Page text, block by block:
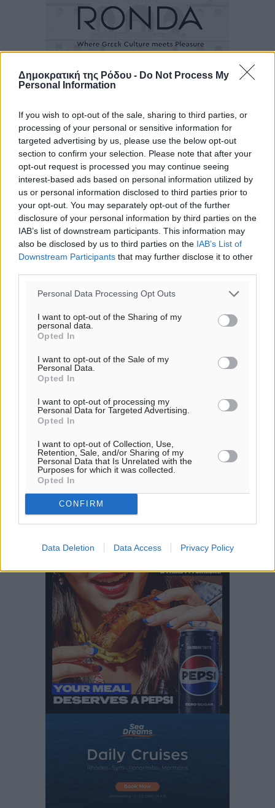
Δημοκρατική της Ρόδου - Do Not Process My
Personal Information
If you wish to opt-out of the sale, sharing to third parties, or
processing of your personal or sensitive information for
targeted advertising by us, please use the below opt-out
section to confirm your selection. Please note that after your
opt-out request is processed you may continue seeing
interest-based ads based on personal information utilized by
us or personal information disclosed to third parties prior to
your opt-out. You may separately opt-out of the further
disclosure of your personal information by third parties on the
IAB’s list of downstream participants. This information may
also be disclosed by us to third parties on the IAB’s List of
Downstream Participants that may further disclose it to other
Personal Data Processing Opt Outs
I want to opt-out of the Sharing of my
personal data.
Opted In
I want to opt-out of the Sale of my
Personal Data.
Opted In
I want to opt-out of processing my
Personal Data for Targeted Advertising.
Opted In
I want to opt-out of Collection, Use,
Retention, Sale, and/or Sharing of my
Personal Data that Is Unrelated with the
Purposes for which it was collected.
Opted In
CONFIRM
Data Deletion Data Access Privacy Policy
Ροή ειδήσεων
Τριήμερο εξόδου: Πάνω από 129.000 επιβάτες
αναχωρούν από Πειραιά, Ραφήνα και Λαύριο
Ειδήσεις πριν 6 ώρες
Τι αλλάζει το χωροταξικό στις τουριστικές επενδύσεις
Τοπικές Ειδήσεις• πριν 6 ώρες
ΥΠΑΑΤ: 12,5 εκατ. ευρώ στις 13 Περιφέρειες για μέτρα
βιοασφάλειας
Τοπικές Ειδήσεις• πριν 7 ώρες
στέγη έως 2.500 ευρώ
Ειδήσεις• πριν 7 ώρες
«Γιατί οι Τούρκοι συρρέουν στα ελληνικά νησιά»:
Τουρκική εφημερίδα εξηγεί τους λόγους που οι
γείτονες προτιμούν την Ελλάδα για διακοπές
Τοπικές Ειδήσεις• πριν 7 ώρες
«Μουσικό Ταξίδι στο Αιγαίο»: Η Ρόδος έγραψε μια
νέα σελίδα στον πολιτισμό
Πολιτιστικά
Άμεσα μέτρα για την ενίσχυση του Νοσοκομείου
Ρόδου και αντιμετώπιση των ελλείψεων προσωπικού
ανακοίνωσε ο Άδωνις Γεωργιάδης
πριν 7 ώρες
Iατρικός Σύλλογος Ροδου προς Α. Γεωργιάδη:
Στρατηγικές Προτάσεις για την Ενίσχυση της
Δημόσιας Υγείας στη Νησιωτική Ελλάδα και στα
Νοσοκομεία της Γ΄ Ζώνης
Τοπικές Ειδήσεις• πριν 8 ώρες
Πάνθηρες: Ξεκίνησαν αισιόδοξοι για την παρθενική
“πτήση” τους
Αθλητικά• πριν 8 ώρες